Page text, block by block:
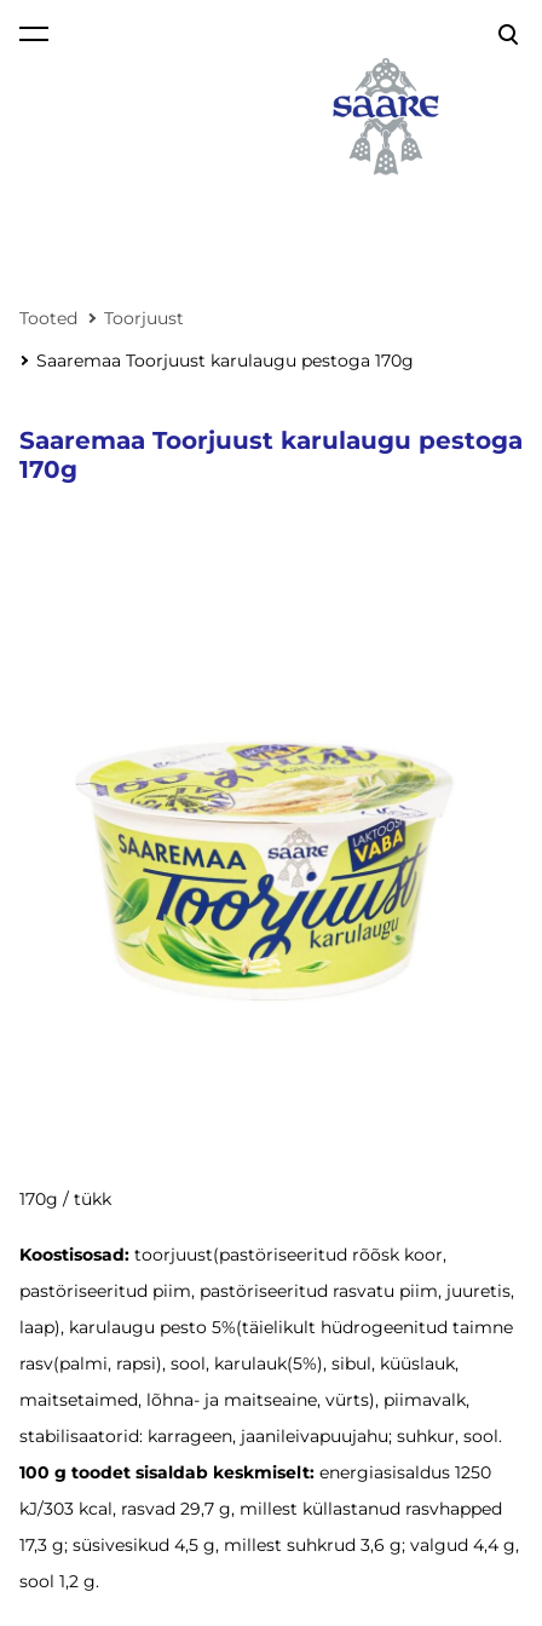
lisati ostukorvi.
Tooted
Toorjuust
Saaremaa Toorjuust karulaugu pestoga 170g
Saaremaa Toorjuust karulaugu pestoga
170g
170g / tükk
Koostisosad: toorjuust(pastöriseeritud rõõsk koor,
pastöriseeritud piim, pastöriseeritud rasvatu piim, juuretis,
laap), karulaugu pesto 5%(täielikult hüdrogeenitud taimne
rasv(palmi, rapsi), sool, karulauk(5%), sibul, küüslauk,
maitsetaimed, lõhna- ja maitseaine, vürts), piimavalk,
stabilisaatorid: karrageen, jaanileivapuujahu; suhkur, sool.
100 g toodet sisaldab keskmiselt: energiasisaldus 1250
kJ/303 kcal, rasvad 29,7 g, millest küllastanud rasvhapped
17,3 g; süsivesikud 4,5 g, millest suhkrud 3,6 g; valgud 4,4 g,
sool 1,2 g.